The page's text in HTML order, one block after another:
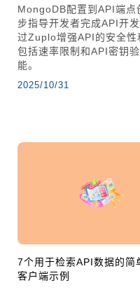
MongoDB配置到API端点
步指导开发者完成API开
过Zuplo增强API的安全性
包括速率限制和API密钥
能。
2025/10/31
7个用于检索API数据的简
客户端示例